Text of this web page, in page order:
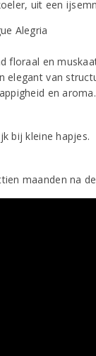
uit een
floraal en
elegant van
en aroma.
bij kleine hapjes.
maanden na